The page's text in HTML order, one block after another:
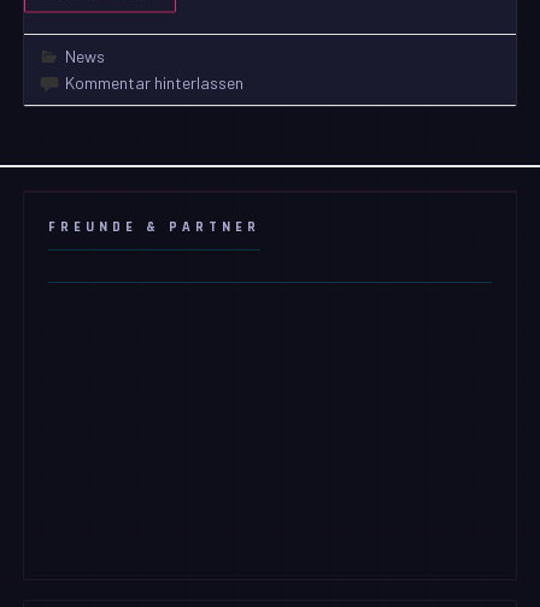
News
Kommentar hinterlassen
FREUNDE & PARTNER